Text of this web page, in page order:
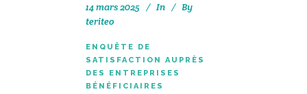
14 mars 2025 In
By
teriteo
ENQUÊTE DE
SATISFACTION AUPRÈS
DES ENTREPRISES
BÉNÉFICIAIRES